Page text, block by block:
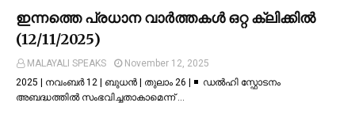
ഇന്നത്തെ പ്രധാന വാർത്തകൾ ഒറ്റ ക്ലിക്കിൽ
(12/11/2025)
MALAYALI SPEAKS
November 12, 2025
2025 | നവംബർ 12 | ബുധൻ | തുലാം 26 | ◾ ഡല്‍ഹി സ്ഫോടനം
അബദ്ധത്തില്‍ സംഭവിച്ചതാകാമെന്ന് …